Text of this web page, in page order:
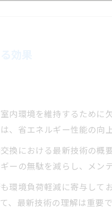
内環境を維持するために
、省エネルギー性能の向
換における最新技術の
ーの無駄を減らし、メン
環境負荷軽減に寄与し
、最新技術の理解は重要